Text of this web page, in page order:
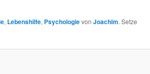
, Lebenshilfe, Psychologievon Joachim. Setze